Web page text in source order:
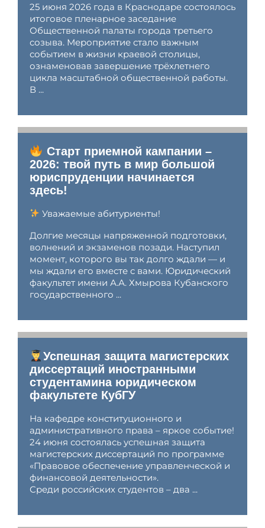
25 июня 2026 года в Краснодаре состоялось
итоговое пленарное заседание
Общественной палаты города третьего
созыва. Мероприятие стало важным
событием в жизни краевой столицы,
ознаменовав завершение трёхлетнего
цикла масштабной общественной работы.
В ...
Старт приемной кампании –
2026: твой путь в мир большой
юриспруденции начинается
здесь!
Уважаемые абитуриенты!
Долгие месяцы напряженной подготовки,
волнений и экзаменов позади. Наступил
момент, которого вы так долго ждали — и
мы ждали его вместе с вами. Юридический
факультет имени А.А. Хмырова Кубанского
государственного ...
Успешная защита магистерских
диссертаций иностранными
студентамина юридическом
факультете КубГУ
На кафедре конституционного и
административного права – яркое событие!
24 июня состоялась успешная защита
магистерских диссертаций по программе
«Правовое обеспечение управленческой и
финансовой деятельности».
Среди российских студентов – два ...